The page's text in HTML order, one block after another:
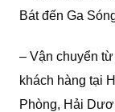
Bát đến Ga
– Vận chuyển
khách hàng tại
Phòng, Hải